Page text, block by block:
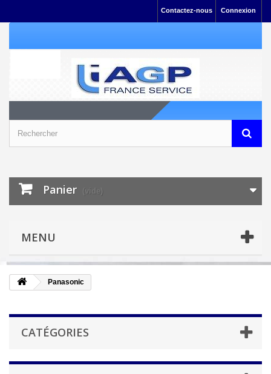
Connexion
Contactez-nous
Panier (vide)
MENU
Panasonic
CATÉGORIES